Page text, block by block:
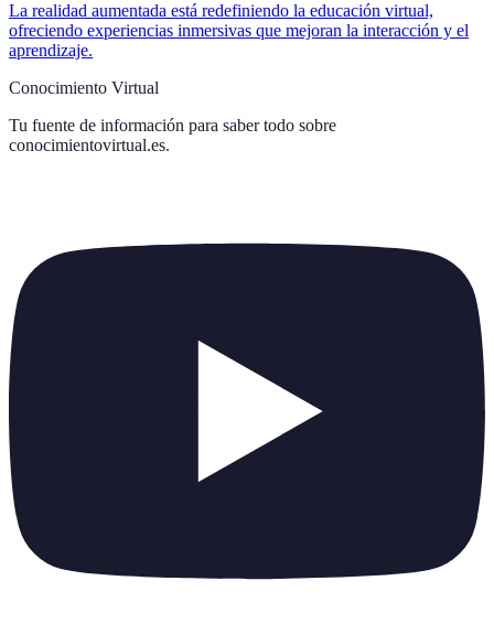
La realidad aumentada está redefiniendo la educación virtual,
ofreciendo experiencias inmersivas que mejoran la interacción y el
aprendizaje.
Conocimiento Virtual
Tu fuente de información para saber todo sobre
conocimientovirtual.es.